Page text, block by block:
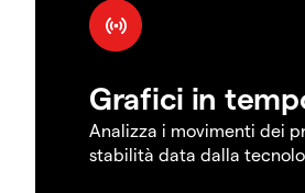
Grafici in
Analizza i movimenti dei
stabilità data dalla